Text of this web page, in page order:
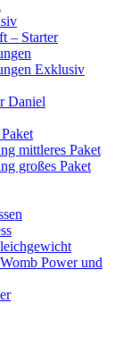
– Starter
Exklusiv
Daniel
mittleres Paket
großes Paket
Power und